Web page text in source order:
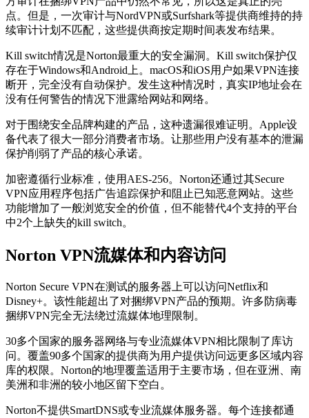
点。但是，一次审计与NordVPN或Surfshark等提供商维持的持
续审计计划不匹配，这些提供商按定期时间表发布结果。
Kill switch情况是Norton最重大的安全漏洞。Kill switch保护仅
存在于Windows和Android上。macOS和iOS用户如果VPN连接
断开，完全没有自动保护。发生这种情况时，真实IP地址会在
没有任何警告的情况下泄露给网站和网络。
对于围绕安全品牌构建的产品，这种遗漏很难证明。Apple设
备代表了很大一部分消费者市场。让那些用户没有基本的泄漏
保护削弱了产品的核心承诺。
加密遵循行业标准，使用AES-256。Norton还通过其Secure
VPN应用程序包括广告追踪保护和阻止已知恶意网站。这些
功能增加了一般浏览安全的价值，但不能替代4个支持的平台
中2个上缺失的kill switch。
Norton VPN流媒体和内容访问
Norton Secure VPN在测试的服务器上可以访问Netflix和
Disney+。该性能超出了对捆绑VPN产品的预期。许多防病毒
捆绑VPN完全无法绕过流媒体地理限制。
30多个国家的服务器网络与专业流媒体VPN相比限制了库访
问。覆盖90多个国家的提供商为用户提供访问远更多区域内容
库的权限。Norton的地理覆盖适用于主要市场，但在亚洲、南
美洲和非洲的较小地区留下空白。
Norton不提供SmartDNS或专业流媒体服务器。每个连接都通